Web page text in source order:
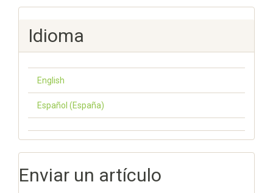
Idioma
English
Español (España)
Enviar un artículo